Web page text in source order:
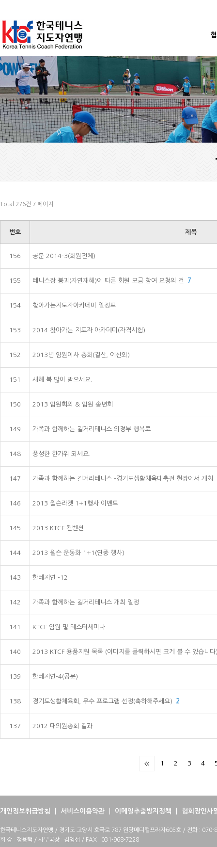
Total 276건 7 페이지
번호 제목
156 공문 2014-3(회원전체)
155 테니스장 붕괴(자연재해)에 따른 회원 모금 참여 요청의 건 7
154 찾아가는지도자아카데미 일정표
153 2014 찾아가는 지도자 아카데미(자격시험)
152 2013년 임원이사 총회(결산, 예산외)
151 새해 복 많이 받으세요.
150 2013 임원회의 & 임원 송년회
149 가족과 함께하는 길거리테니스 의정부 행복로
148 풍성한 한가위 되세요.
147 가족과 함께하는 길거리테니스 -경기도생활체육대축전 현장에서 개최
146 2013 윌슨라켓 1+1행사 이벤트
145 2013 KTCF 컨벤션
144 2013 윌슨 운동화 1+1(연중 행사)
143 한테지연 -12
142 가족과 함께하는 길거리테니스 개최 일정
141 KTCF 임원 및 테스터세미나
140 2013 KTCF 용품지원 목록 (이미지를 클릭하시면 크게 볼 수 있습니
139 한테지연-4(공문)
138 경기도생활체육회, 우수 프로그램 선정(축하해주세요) 2
137 2012 대의원총회 결과
1 2 3 4
개인정보취급방침 서비스이용약관 이메일추출방지정책 협회장인사
한국테니스지도자연맹 / 경기도 고양시 호국로 787 원당메디컬프라자605호 / 전화 :
회 장 : 정용택 / 사무국장 : 김영섭 / FAX : 031-968-7228